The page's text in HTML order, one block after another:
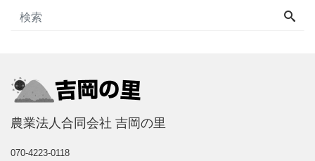
農業法人合同会社 吉岡の里
070-4223-0118